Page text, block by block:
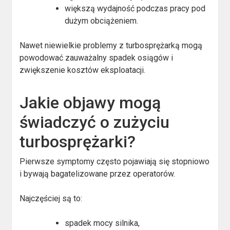
większą wydajność podczas pracy pod
dużym obciążeniem.
Nawet niewielkie problemy z turbosprężarką mogą
powodować zauważalny spadek osiągów i
zwiększenie kosztów eksploatacji.
Jakie objawy mogą
świadczyć o zużyciu
turbosprężarki?
Pierwsze symptomy często pojawiają się stopniowo
i bywają bagatelizowane przez operatorów.
Najczęściej są to:
spadek mocy silnika,